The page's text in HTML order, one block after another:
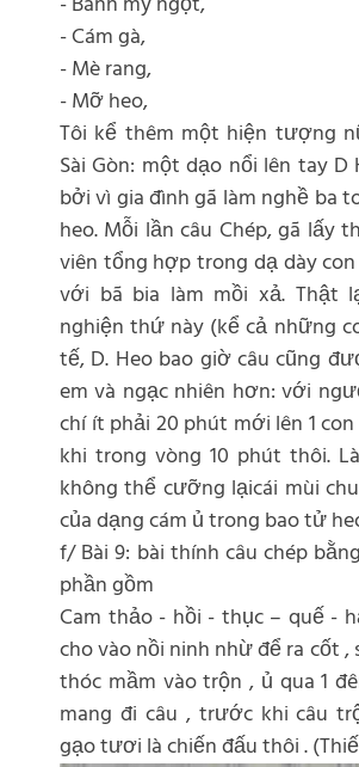
- Cám gà,
- Mè rang,
- Mỡ heo,
Tôi kể thêm một hiện tượng
Sài Gòn: một dạo nổi lên tay D
bởi vì gia đình gã làm nghề ba
heo. Mỗi lần câu Chép, gã lấy
viên tổng hợp trong dạ dày
với bã bia làm mồi xả. Thật
nghiện thứ này (kể cả những
tế, D. Heo bao giờ câu cũng
em và ngạc nhiên hơn: với
chí ít phải 20 phút mới lên 1
khi trong vòng 10 phút thôi.
không thể cưỡng lạicái mùi
của dạng cám ủ trong bao tử
f/ Bài 9: bài thính câu chép
phần gồm
Cam thảo - hồi - thục – quế -
cho vào nồi ninh nhừ để ra cốt ,
thóc mầm vào trộn , ủ qua 1
mang đi câu , trước khi câu
gạo tươi là chiến đấu thôi .